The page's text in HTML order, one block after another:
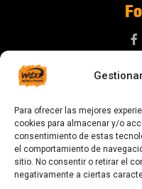
Para ofrecer las mejores
cookies para almacenar y/o
consentimiento de estas
el comportamiento de
sitio. No consentir o retirar el
negativamente a ciertas
Av. de la Mare